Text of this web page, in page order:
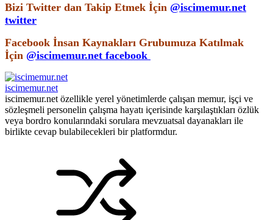
Bizi Twitter dan Takip Etmek İçin @iscimemur.net
twitter
Facebook İnsan Kaynakları Grubumuza Katılmak
İçin @iscimemur.net facebook
iscimemur.net
iscimemur.net özellikle yerel yönetimlerde çalışan memur, işçi ve
sözleşmeli personelin çalışma hayatı içerisinde karşılaştıkları özlük
veya bordro konularındaki sorulara mevzuatsal dayanakları ile
birlikte cevap bulabilecekleri bir platformdur.